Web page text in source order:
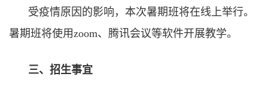
受疫情原因的影响，本次暑期班将在线上举行。
暑期班将使用zoom、腾讯会议等软件开展教学。
三、招生事宜